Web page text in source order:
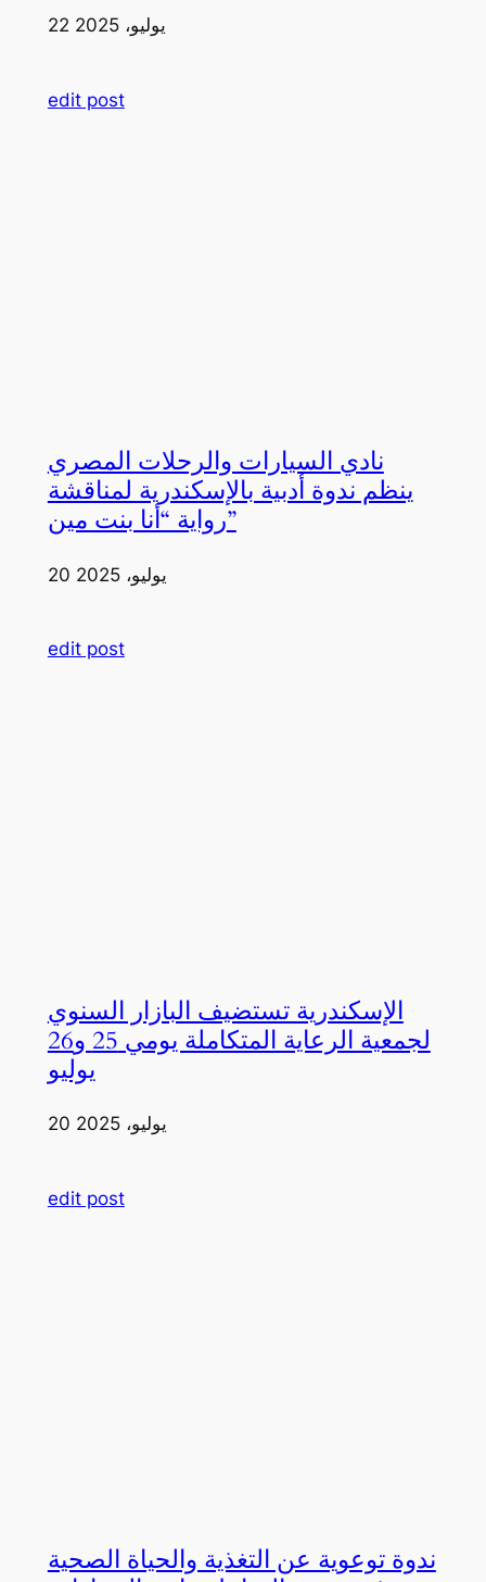
22 يوليو، 2025
edit post
نادي السيارات والرحلات المصري
ينظم ندوة أدبية بالإسكندرية لمناقشة
رواية “أنا بنت مين”
20 يوليو، 2025
edit post
الإسكندرية تستضيف البازار السنوي
لجمعية الرعاية المتكاملة يومي 25 و26
يوليو
20 يوليو، 2025
edit post
ندوة توعوية عن التغذية والحياة الصحية